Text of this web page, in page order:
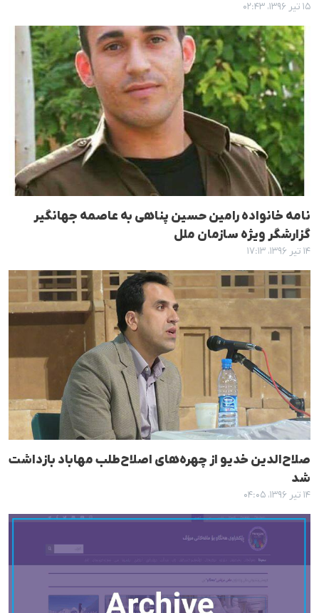
۱۵ تیر ۱۳۹۶، ۰۲:۴۳
نامه خانواده رامین حسین پناهی به عاصمه جهانگیر
گزارشگر ویژه سازمان ملل
۱۴ تیر ۱۳۹۶، ۱۷:۱۳
صلاح‌الدین خدیو از چهرەهای اصلاح‌طلب مهاباد بازداشت
شد
۱۴ تیر ۱۳۹۶، ۰۴:۰۵